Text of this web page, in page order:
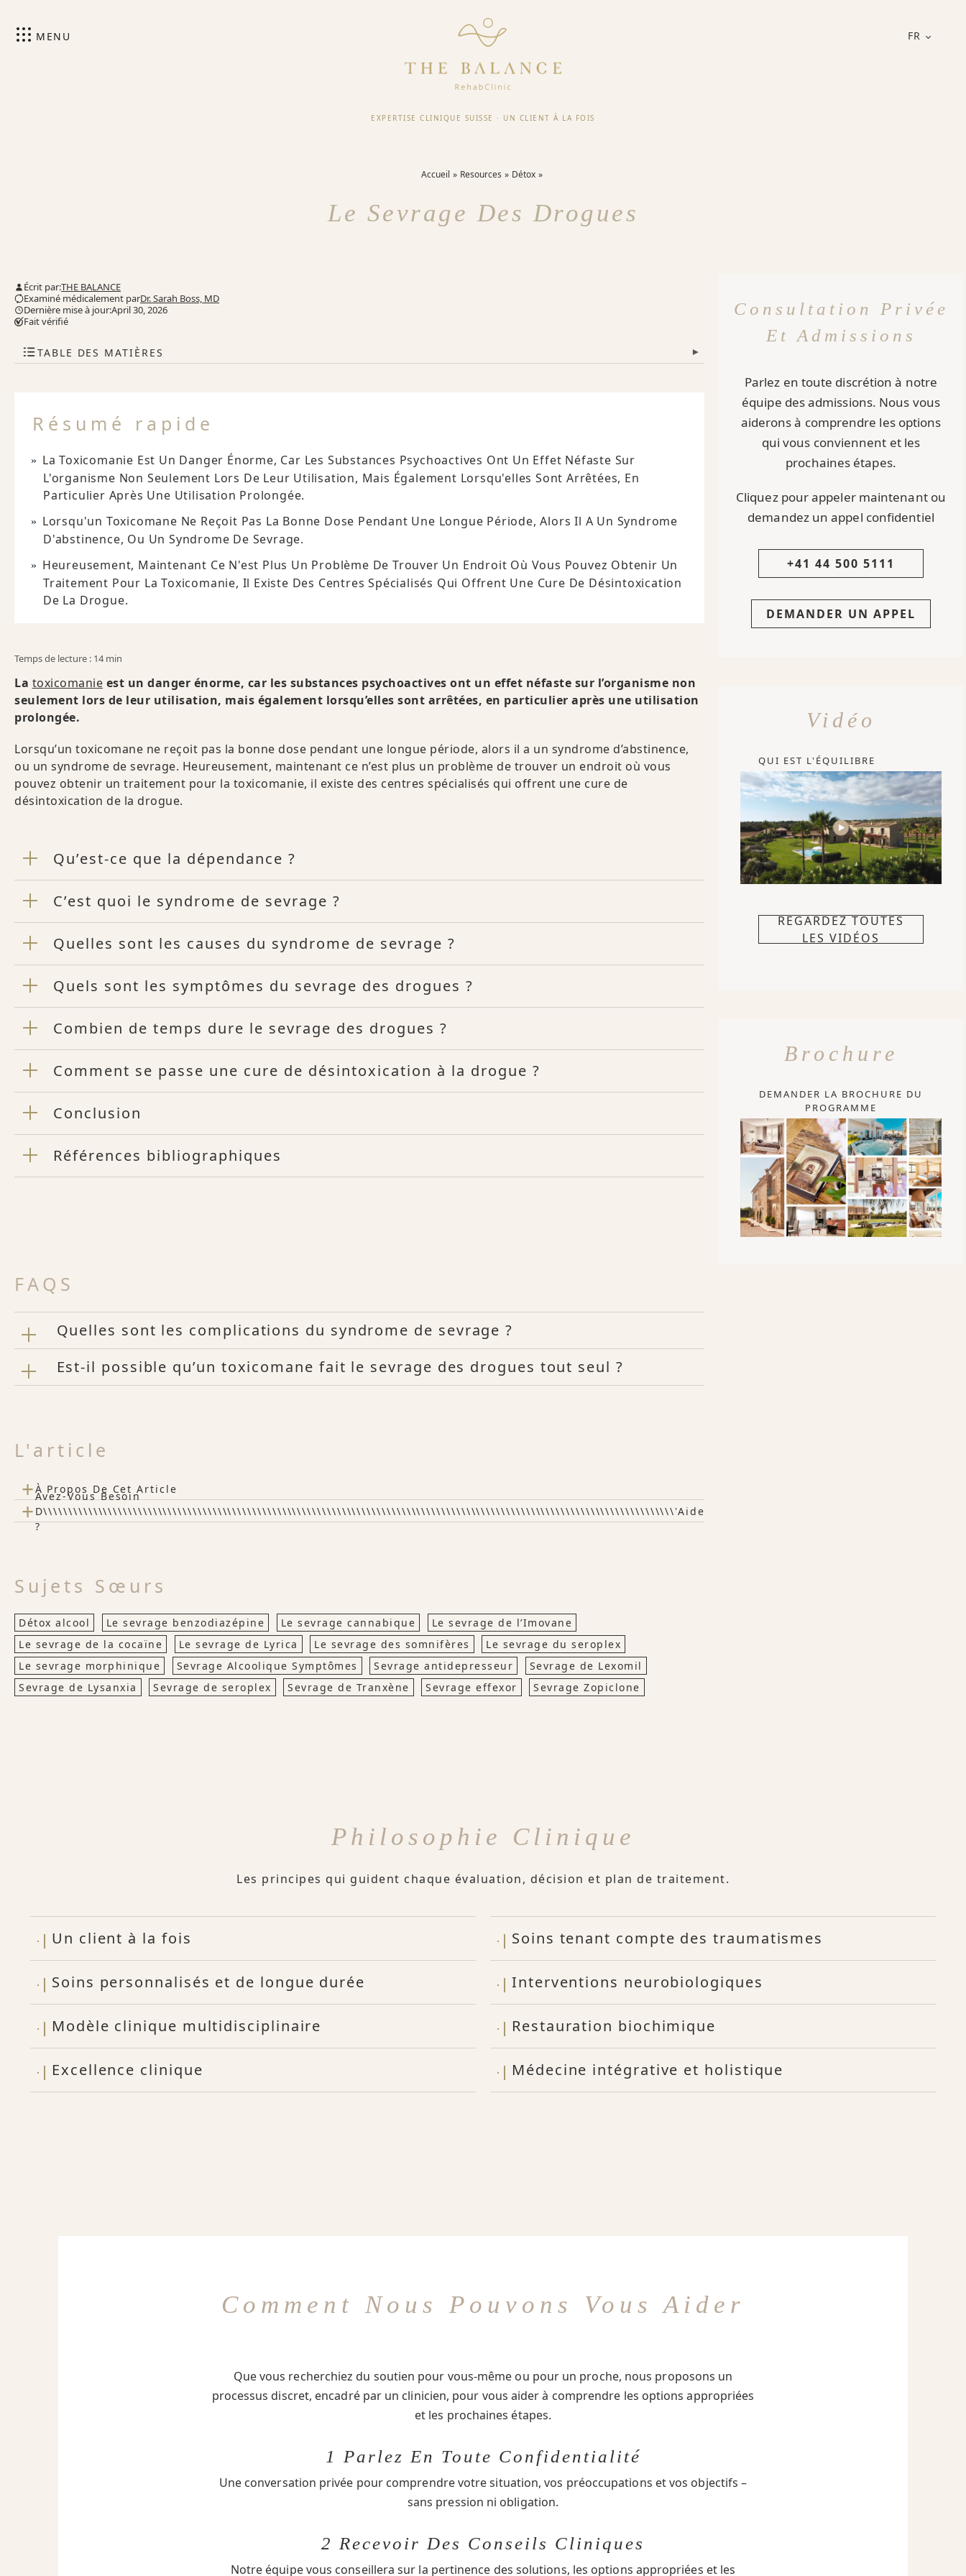
FR
MENU
EXPERTISE CLINIQUE SUISSE · UN CLIENT À LA FOIS
Accueil Resources Détox
Le Sevrage Des Drogues
Écrit par:THE BALANCE
Examiné médicalement parDr. Sarah Boss, MD
Dernière mise à jour:April 30, 2026
Fait vérifié
TABLE DES MATIÈRES ▾
Résumé rapide
La Toxicomanie Est Un Danger Énorme, Car Les Substances Psychoactives Ont Un Effet Néfaste Sur
L'organisme Non Seulement Lors De Leur Utilisation, Mais Également Lorsqu'elles Sont Arrêtées, En
Particulier Après Une Utilisation Prolongée.
Lorsqu'un Toxicomane Ne Reçoit Pas La Bonne Dose Pendant Une Longue Période, Alors Il A Un Syndrome
D'abstinence, Ou Un Syndrome De Sevrage.
Heureusement, Maintenant Ce N'est Plus Un Problème De Trouver Un Endroit Où Vous Pouvez Obtenir Un
Traitement Pour La Toxicomanie, Il Existe Des Centres Spécialisés Qui Offrent Une Cure De Désintoxication
De La Drogue.
Temps de lecture : 14 min
La toxicomanie est un danger énorme, car les substances psychoactives ont un effet néfaste sur l’organisme non
seulement lors de leur utilisation, mais également lorsqu’elles sont arrêtées, en particulier après une utilisation
prolongée.
Lorsqu’un toxicomane ne reçoit pas la bonne dose pendant une longue période, alors il a un syndrome d’abstinence,
ou un syndrome de sevrage. Heureusement, maintenant ce n’est plus un problème de trouver un endroit où vous
pouvez obtenir un traitement pour la toxicomanie, il existe des centres spécialisés qui offrent une cure de
désintoxication de la drogue.
Qu’est-ce que la dépendance ?
C’est quoi le syndrome de sevrage ?
Quelles sont les causes du syndrome de sevrage ?
Quels sont les symptômes du sevrage des drogues ?
Combien de temps dure le sevrage des drogues ?
Comment se passe une cure de désintoxication à la drogue ?
Conclusion
Références bibliographiques
FAQS
Quelles sont les complications du syndrome de sevrage ?
Est-il possible qu’un toxicomane fait le sevrage des drogues tout seul ?
L'article
+À Propos De Cet Article
+
Avez-Vous Besoin
D\\\\\\\\\\\\\\\\\\\\\\\\\\\\\\\\\\\\\\\\\\\\\\\\\\\\\\\\\\\\\\\\\\\\\\\\\\\\\\\\\\\\\\\\\\\\\\\\\\\\\\\\\\\\\\\\\\\\\\\\\\\\\\\'aide
?
Sujets Sœurs
Détox alcool Le sevrage benzodiazépine Le sevrage cannabique
Le sevrage de l’Imovane
Le sevrage de la cocaïne
Le sevrage de Lyrica Le sevrage des somnifères
Le sevrage du seroplex
Le sevrage morphinique
Sevrage Alcoolique Symptômes Sevrage antidepresseur
Sevrage de Lexomil
Sevrage de Lysanxia
Sevrage de seroplex Sevrage de Tranxène Sevrage effexor Sevrage Zopiclone
Consultation Privée
Et Admissions
Parlez en toute discrétion à notre
équipe des admissions. Nous vous
aiderons à comprendre les options
qui vous conviennent et les
prochaines étapes.
Cliquez pour appeler maintenant ou
demandez un appel confidentiel
+41 44 500 5111
DEMANDER UN APPEL
Vidéo
QUI EST L'ÉQUILIBRE
REGARDEZ TOUTES
LES VIDÉOS
Brochure
DEMANDER LA BROCHURE DU
PROGRAMME
Philosophie Clinique
Les principes qui guident chaque évaluation, décision et plan de traitement.
Un client à la fois
Soins personnalisés et de longue durée
Modèle clinique multidisciplinaire
Excellence clinique
Soins tenant compte des traumatismes
Interventions neurobiologiques
Restauration biochimique
Médecine intégrative et holistique
Comment Nous Pouvons Vous Aider
Que vous recherchiez du soutien pour vous-même ou pour un proche, nous proposons un
processus discret, encadré par un clinicien, pour vous aider à comprendre les options appropriées
et les prochaines étapes.
1 Parlez En Toute Confidentialité
Une conversation privée pour comprendre votre situation, vos préoccupations et vos objectifs –
sans pression ni obligation.
2 Recevoir Des Conseils Cliniques
Notre équipe vous conseillera sur la pertinence des solutions, les options appropriées et les